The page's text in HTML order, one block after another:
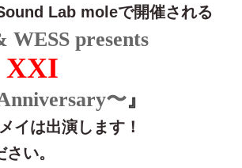
Lab moleで開催される
presents
XXI
〜』
イは出演します！
い。